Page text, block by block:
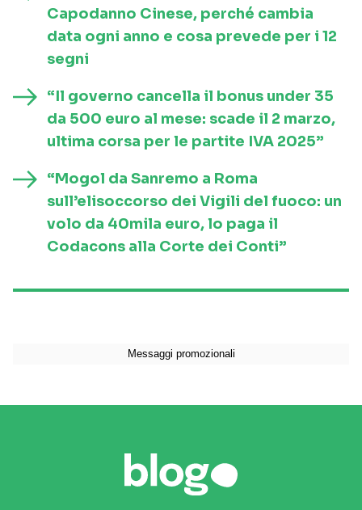
Capodanno Cinese, perché cambia
data ogni anno e cosa prevede per i 12
segni
“Il governo cancella il bonus under 35
da 500 euro al mese: scade il 2 marzo,
ultima corsa per le partite IVA 2025”
“Mogol da Sanremo a Roma
sull’elisoccorso dei Vigili del fuoco: un
volo da 40mila euro, lo paga il
Codacons alla Corte dei Conti”